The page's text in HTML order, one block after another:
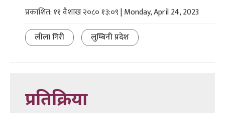
प्रकाशित: ११ वैशाख २०८० १३:०९ | Monday, April 24, 2023
लीला गिरी
लुम्बिनी प्रदेश
प्रतिक्रिया